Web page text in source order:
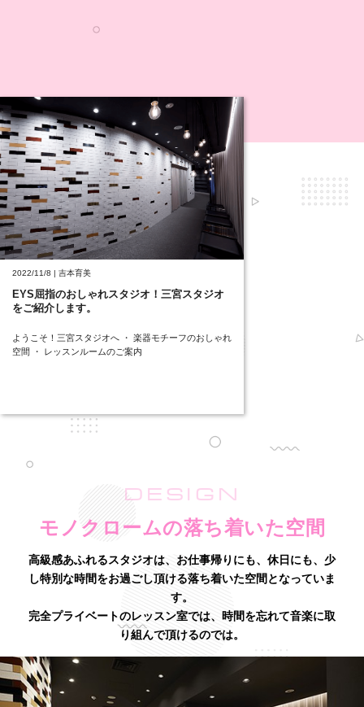
2022/11/8 | 吉本育美
EYS屈指のおしゃれスタジオ！三宮スタジオ
をご紹介します。
ようこそ！三宮スタジオへ ・ 楽器モチーフのおしゃれ
空間 ・ レッスンルームのご案内
DESIGN
モノクロームの落ち着いた空間
高級感あふれるスタジオは、お仕事帰りにも、休日にも、少
し特別な時間をお過ごし頂ける落ち着いた空間となっていま
す。
完全プライベートのレッスン室では、時間を忘れて音楽に取
り組んで頂けるのでは。